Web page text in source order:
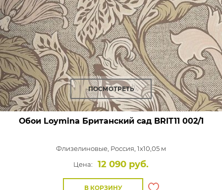
ПОСМОТРЕТЬ
Обои Loymina Британский садBRIT11 002/1
Флизелиновые, Россия, 1x10,05 м
Цена:
12 090 руб.
В КОРЗИНУ